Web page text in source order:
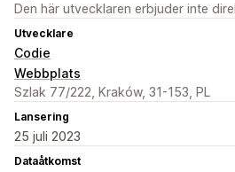
Den här utvecklaren erbjuder inte
Utvecklare
Codie
Webbplats
Szlak 77/222, Kraków, 31-153, PL
Lansering
25 juli 2023
Dataåtkomst